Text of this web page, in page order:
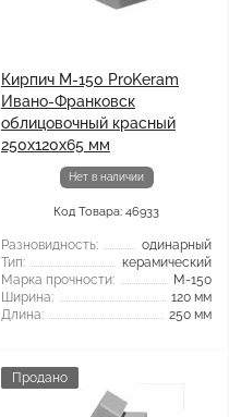
Кирпич М-150 ProKeram
Ивано-Франковск
облицовочный красный
250х120х65 мм
Нет в наличии
Код Товара: 46933
Разновидность:
одинарный
Тип:
керамический
Марка прочности:
М-150
Ширина:
120 мм
Длина:
250 мм
Продано